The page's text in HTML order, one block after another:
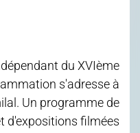
du XVIème
s'adresse à
Un programme de
d'expositions filmées